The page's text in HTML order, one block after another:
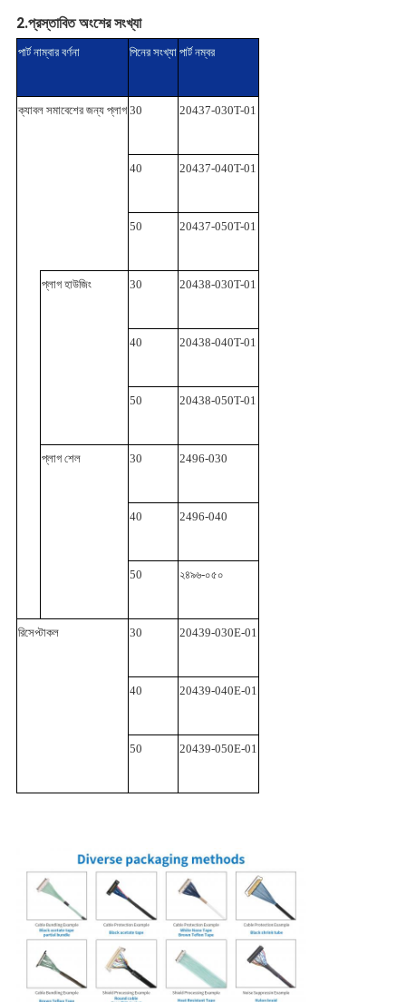
2.প্রস্তাবিত অংশের সংখ্যা
পার্ট নাম্বার বর্ণনা পিনের সংখ্যা পার্ট নম্বর
ক্যাবল সমাবেশের জন্য প্লাগ 30 20437-030T-01
40 20437-040T-01
50 20437-050T-01
প্লাগ হাউজিং 30 20438-030T-01
40 20438-040T-01
50 20438-050T-01
প্লাগ শেল 30 2496-030
40 2496-040
50 ২৪৯৬-০৫০
রিসেপ্টাকল 30 20439-030E-01
40 20439-040E-01
50 20439-050E-01